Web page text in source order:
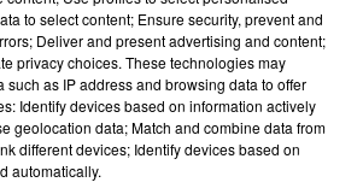
to select content; Ensure security, prevent and
Deliver and present advertising and content;
privacy choices. These technologies may
such as IP address and browsing data to offer
Identify devices based on information actively
geolocation data; Match and combine data from
different devices; Identify devices based on
automatically.